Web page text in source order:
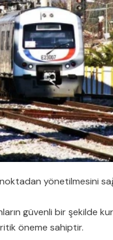
yönetilmesini
güvenli bir şekilde
öneme sahiptir.